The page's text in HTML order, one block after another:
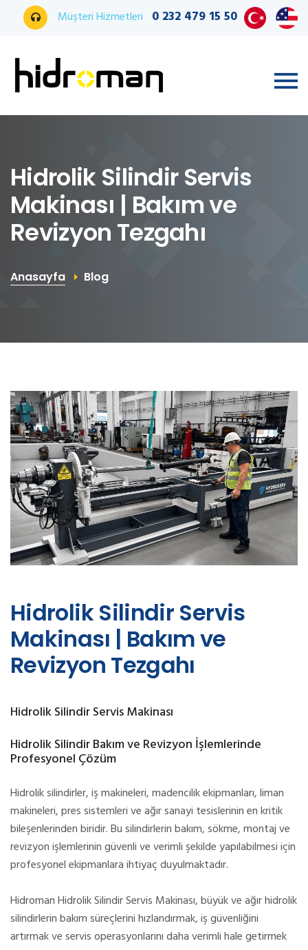
Müşteri Hizmetleri 0 232 479 15 50
Hidrolik Silindir Servis
Makinası | Bakım ve
Revizyon Tezgahı
Anasayfa Blog
Hidrolik Silindir Servis
Makinası | Bakım ve
Revizyon Tezgahı
Hidrolik Silindir Servis Makinası
Hidrolik Silindir Bakım ve Revizyon İşlemlerinde
Profesyonel Çözüm
Hidrolik silindirler, iş makineleri, madencilik ekipmanları, liman
makineleri, pres sistemleri ve ağır sanayi tesislerinin en kritik
bileşenlerinden biridir. Bu silindirlerin bakım, sökme, montaj ve
revizyon işlemlerinin güvenli ve verimli şekilde yapılabilmesi için
profesyonel ekipmanlara ihtiyaç duyulmaktadır.
Hidroman Hidrolik Silindir Servis Makinası, büyük ve ağır hidrolik
silindirlerin bakım süreçlerini hızlandırmak, iş güvenliğini
artırmak ve servis operasyonlarını daha verimli hale getirmek